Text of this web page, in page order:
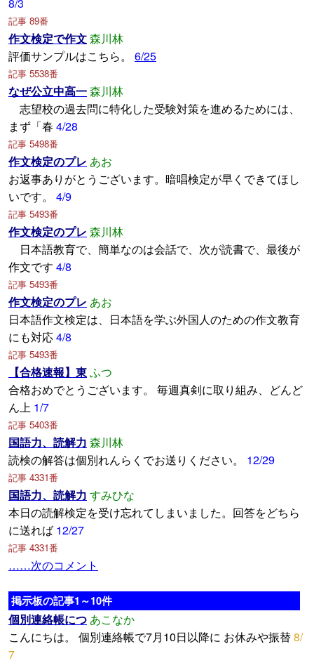
記事 89番
作文検定で作文森川林
評価サンプルはこちら。 6/25
記事 5538番
なぜ公立中高一森川林
志望校の過去問に特化した受験対策を進めるためには、
まず「春 4/28
記事 5498番
作文検定のプレ あお
お返事ありがとうございます。暗唱検定が早くできてほし
いです。
4/9
記事 5493番
作文検定のプレ 森川林
日本語教育で、簡単なのは会話で、次が読書で、最後が
作文です 4/8
記事 5493番
作文検定のプレ あお
日本語作文検定は、日本語を学ぶ外国人のための作文教育
にも対応4/8
記事 5493番
【合格速報】東ふつ
合格おめでとうございます。 毎週真剣に取り組み、どんど
ん上 1/7
記事 5403番
国語力、読解力 森川林
読検の解答は個別れんらくでお送りください。
12/29
記事 4331番
国語力、読解力 すみひな
本日の読解検定を受け忘れてしまいました。回答をどちら
に送れば 12/27
記事 4331番
……次のコメント
掲示板の記事1～10件
個別連絡帳につ あこなか
こんにちは。 個別連絡帳で7月10日以降に お休みや振替8/
7